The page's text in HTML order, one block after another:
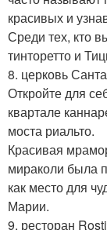
красивых и
Среди тех, кто
тинторетто и
8. церковь
Откройте для
квартале
моста риальто.
Красивая
мираколи была
как место для
Марии.
9. ресторан